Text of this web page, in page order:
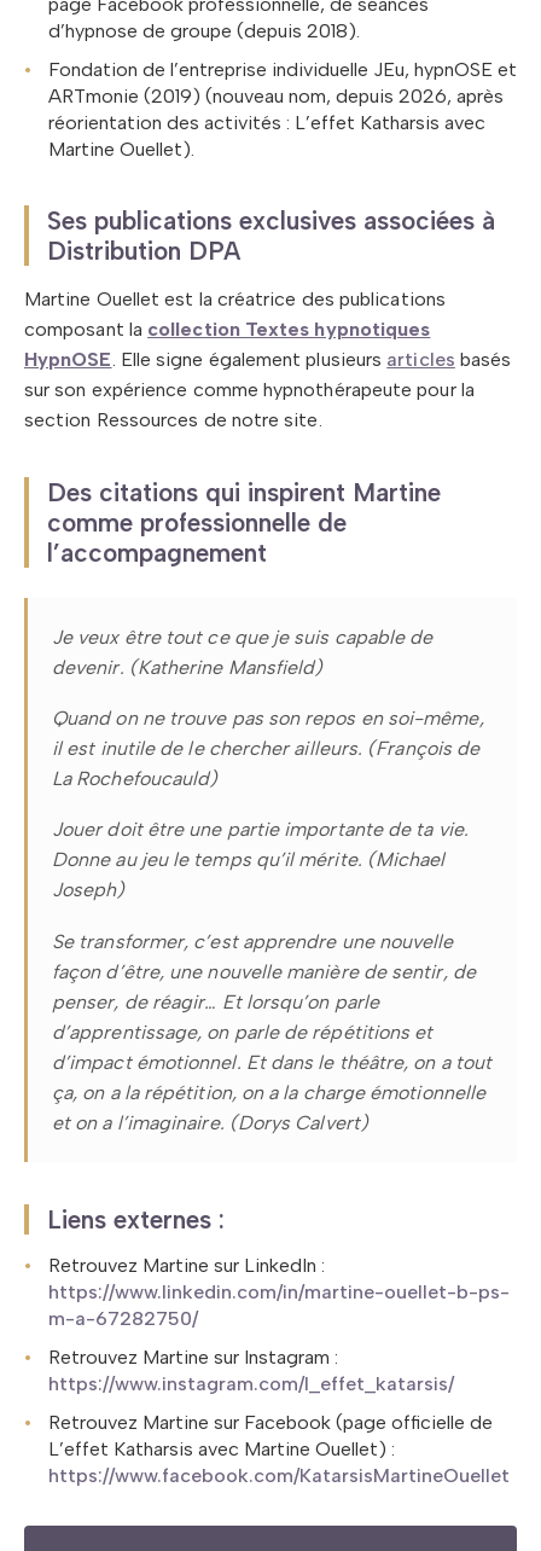
d’hypnose de groupe (depuis 2018).
Fondation de l’entreprise individuelle JEu, hypnOSE et
ARTmonie (2019) (nouveau nom, depuis 2026, après
réorientation des activités : L’effet Katharsis avec
Martine Ouellet).
Ses publications exclusives associées à
Distribution DPA
Martine Ouellet est la créatrice des publications
composant la collection Textes hypnotiques
HypnOSE . Elle signe également plusieurs articles basés
sur son expérience comme hypnothérapeute pour la
section Ressources de notre site.
Des citations qui inspirent Martine
comme professionnelle de
l’accompagnement
Je veux être tout ce que je suis capable de
devenir. (Katherine Mansfield)
Quand on ne trouve pas son repos en soi-même,
il est inutile de le chercher ailleurs. (François de
La Rochefoucauld)
Jouer doit être une partie importante de ta vie.
Donne au jeu le temps qu’il mérite. (Michael
Joseph)
Se transformer, c’est apprendre une nouvelle
façon d’être, une nouvelle manière de sentir, de
penser, de réagir… Et lorsqu’on parle
d’apprentissage, on parle de répétitions et
d’impact émotionnel. Et dans le théâtre, on a tout
ça, on a la répétition, on a la charge émotionnelle
et on a l’imaginaire. (Dorys Calvert)
Liens externes :
Retrouvez Martine sur LinkedIn :
https://www.linkedin.com/in/martine-ouellet-b-ps-
m-a-67282750/
Retrouvez Martine sur Instagram :
https://www.instagram.com/l_effet_katarsis/
Retrouvez Martine sur Facebook (page officielle de
L’effet Katharsis avec Martine Ouellet) :
https://www.facebook.com/KatarsisMartineOuellet